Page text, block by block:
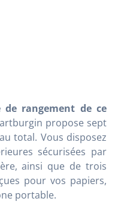
rangement de ce
propose sept
total. Vous disposez
sécurisées par
ainsi que de trois
pour vos papiers,
portable.